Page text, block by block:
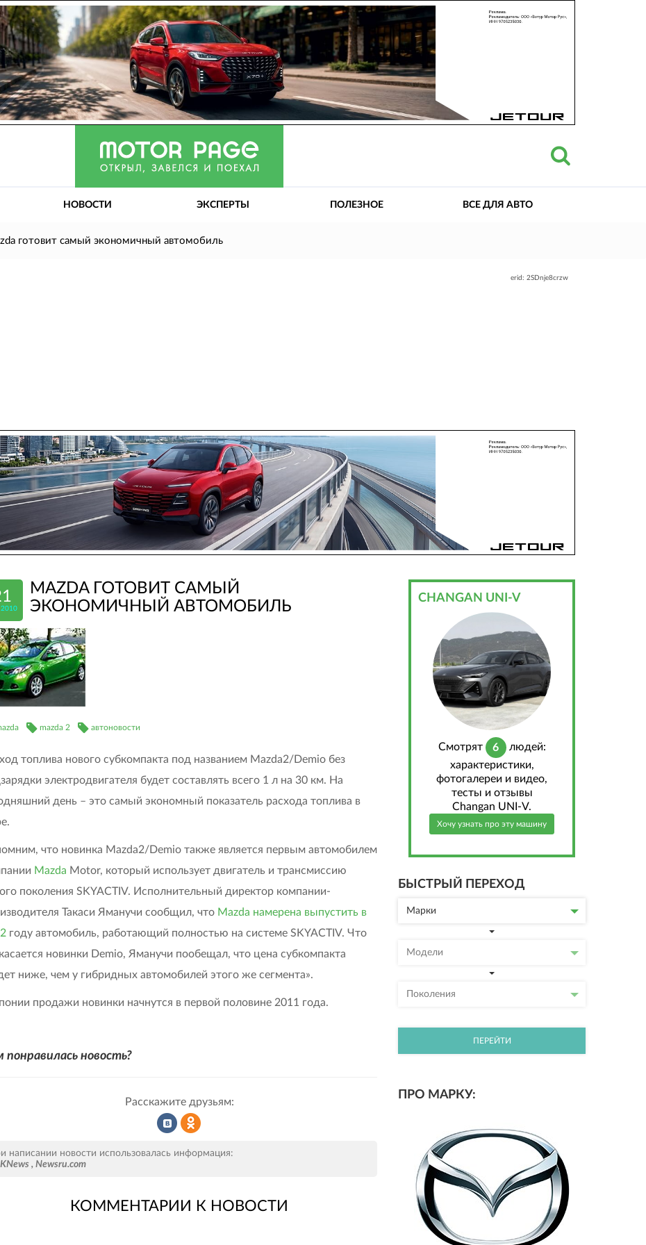
НОВОСТИ ЭКСПЕРТЫ ПОЛЕЗНОЕ ВСЕ ДЛЯ АВТО
готовит самый экономичный автомобиль
erid: 2SDnje8crzw
2010
MAZDA ГОТОВИТ САМЫЙ
ЭКОНОМИЧНЫЙ АВТОМОБИЛЬ
mazda 2 автоновости
топлива нового субкомпакта под названием Mazda2/Demio без
электродвигателя будет составлять всего 1 л на 30 км. На
день – это самый экономный показатель расхода топлива в
что новинка Mazda2/Demio также является первым автомобилем
Mazda Motor, который использует двигатель и трансмиссию
поколения SKYACTIV. Исполнительный директор компании-
Такаси Яманучи сообщил, что Mazda намерена выпустить в
году автомобиль, работающий полностью на системе SKYACTIV. Что
новинки Demio, Яманучи пообещал, что цена субкомпакта
ниже, чем у гибридных автомобилей этого же сегмента».
продажи новинки начнутся в первой половине 2011 года.
понравилась новость?
Расскажите друзьям:
во
написании новости использовалась информация:
, Newsru.com
КОММЕНТАРИИ К НОВОСТИ
CHANGAN UNI-V
Cмотрят 6
людей:
характеристики,
фотогалереи и видео,
тесты и отзывы
Changan UNI-V.
Хочу узнать про эту машину
БЫСТРЫЙ ПЕРЕХОД
Марки
Модели
Поколения
ПЕРЕЙТИ
ПРО МАРКУ: